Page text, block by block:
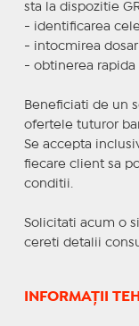
sta la dispozitie
- identificarea
- intocmirea
- obtinerea rapida
Beneficiati de un
ofertele tuturor
Se accepta
fiecare client sa
conditii.
Solicitati acum o
cereti detalii
INFORMAȚII